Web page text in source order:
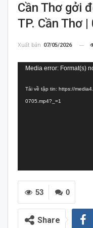
Cần Thơ gởi
TP. Cần Thơ
Xuất bản 07/05/2026
Trình
Video
Media error: Format(s)
Tải về tập tin: https://
0705.mp4?_=1
0
53
Share